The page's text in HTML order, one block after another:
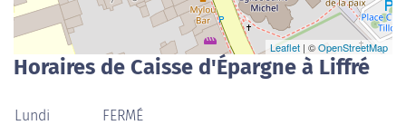
Leaflet | ©OpenStreetMap
Horaires de Caisse d'Épargne à Liffré
Lundi
FERMÉ